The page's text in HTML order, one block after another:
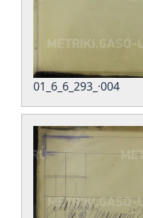
01_6_6_293_·004